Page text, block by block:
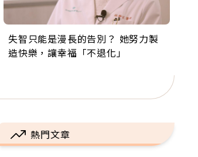
失智只能是漫長的告別？ 她努力製
造快樂，讓幸福「不退化」
來自剛果的巧克力神父 為台灣奉獻
36年 「台灣是我的家，我連作夢都
63歲卸矽谷副總、搬回台灣找快
樂！「蛋黃哥小丑」走進安養院，
104歲打破金氏世界紀錄 成為全球
最年長羽球選手，分享長壽的秘密
事業巔峰他選擇追夢…黑手阿伯拉
小提琴還登上小巨蛋！連CNN都大
熱門文章